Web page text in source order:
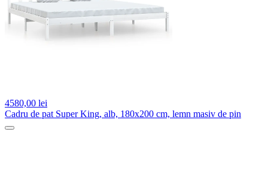
4580,00 lei
Cadru de pat Super King, alb, 180x200 cm, lemn masiv de pin